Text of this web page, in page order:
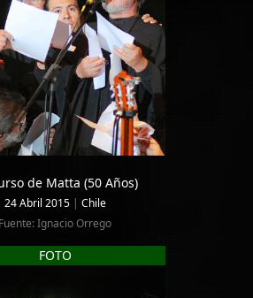
de Matta (50 Años)
24 Abril 2015 | Chile
Fuente: Ignacio Orrego
FOTO